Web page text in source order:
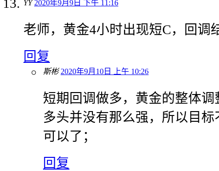
YY 2020年9月9日 下午 11:16
老师，黄金4小时出现短C，回调
回复
斯彬 2020年9月10日 上午 10:26
短期回调做多，黄金的整体
多头并没有那么强，所以目标
可以了；
回复